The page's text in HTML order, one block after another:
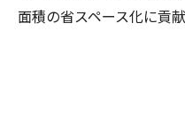
面積の省スペース化に貢献